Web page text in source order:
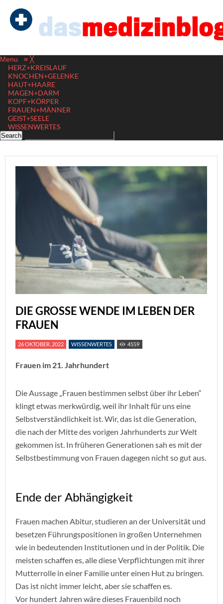
Menu ≡ ╳
HERZ+KREISLAUF
KNOCHEN+GELENKE
HAUT+HAARE
MAGEN+DARM
KOPF+KÖRPER
FRAUEN+MÄNNER
GEIST+SEELE
WISSENWERTES
DIE GROSSE WENDE IM LEBEN DER F
RAUEN
26 OKTOBER, 2022 WISSENWERTES 4559
Frauen im 21. Jahrhundert
Die Aussage „Frauen bestimmen selbst über ihr Leben“
klingt etwas merkwürdig, weil ihr Inhalt für uns eine
Selbstverständlichkeit ist. Wir, das ist die Generation,
die nach der Mitte des vorigen Jahrhunderts zur Welt
gekommen ist. In früheren Generationen sah es mit der
Selbstbestimmung von Frauen dagegen nicht so gut aus.
Ende der Abhängigkeit
Frauen machen Abitur, studieren an der Universität und
besetzen Führungspositionen in großen Unternehmen
wie in bedeutenden Institutionen und in der Politik. Die
meisten schaffen es, alle diese Verpflichtungen mit ihrer
Mutterrolle in einer Familie unter einen Hut zu bringen.
Das ist nicht immer leicht, aber sie schaffen es.
Vor hundert Jahren wäre dieses Frauenbild noch